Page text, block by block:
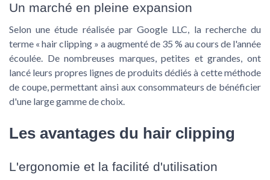
Un marché en pleine expansion
Selon une étude réalisée par Google LLC, la recherche du
terme « hair clipping » a augmenté de 35 % au cours de l'année
écoulée. De nombreuses marques, petites et grandes, ont
lancé leurs propres lignes de produits dédiés à cette méthode
de coupe, permettant ainsi aux consommateurs de bénéficier
d'une large gamme de choix.
Les avantages du hair clipping
L'ergonomie et la facilité d'utilisation